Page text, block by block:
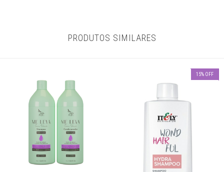
PRODUTOS SIMILARES
15% OFF